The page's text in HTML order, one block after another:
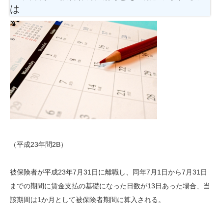
は
（平成23年問2B）
被保険者が平成23年7月31日に離職し、同年7月1日から7月31日
までの期間に賃金支払の基礎になった日数が13日あった場合、当
該期間は1か月として被保険者期間に算入される。